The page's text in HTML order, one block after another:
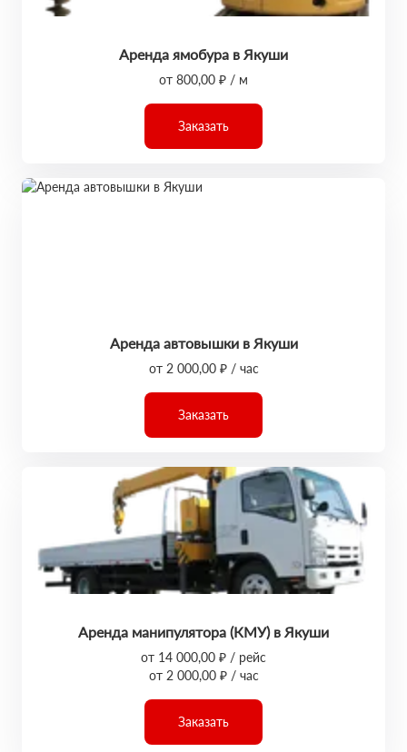
Аренда ямобура в Якуши
от 800,00 ₽ / м
Заказать
Аренда автовышки в Якуши
от 2 000,00 ₽ / час
Заказать
Аренда манипулятора (КМУ) в Якуши
от 14 000,00 ₽ / рейс
от 2 000,00 ₽ / час
Заказать